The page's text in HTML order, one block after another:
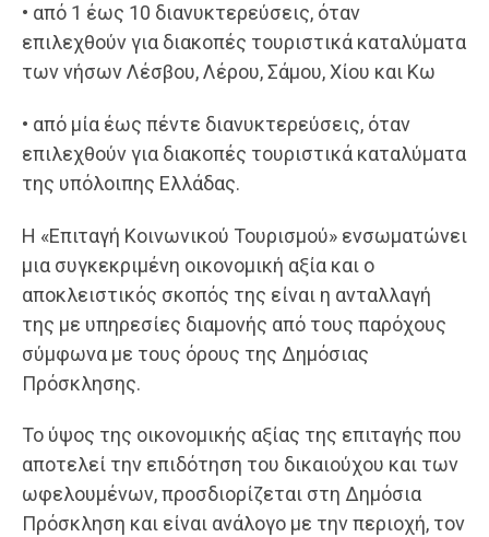
• από 1 έως 10 διανυκτερεύσεις, όταν
επιλεχθούν για διακοπές τουριστικά καταλύματα
των νήσων Λέσβου, Λέρου, Σάμου, Χίου και Κω
• από μία έως πέντε διανυκτερεύσεις, όταν
επιλεχθούν για διακοπές τουριστικά καταλύματα
της υπόλοιπης Ελλάδας.
Η «Επιταγή Κοινωνικού Τουρισμού» ενσωματώνει
μια συγκεκριμένη οικονομική αξία και ο
αποκλειστικός σκοπός της είναι η ανταλλαγή
της με υπηρεσίες διαμονής από τους παρόχους
σύμφωνα με τους όρους της Δημόσιας
Πρόσκλησης.
Το ύψος της οικονομικής αξίας της επιταγής που
αποτελεί την επιδότηση του δικαιούχου και των
ωφελουμένων, προσδιορίζεται στη Δημόσια
Πρόσκληση και είναι ανάλογο με την περιοχή, τον